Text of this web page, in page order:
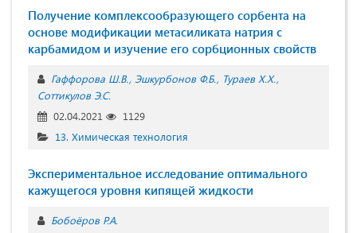
Получение комплексообразующего сорбента на
основе модификации метасиликата натрия с
карбамидом и изучение его сорбционных свойств
Гаффорова Ш.В. Эшкурбонов Ф.Б. Тураев Х.Х.
Соттикулов Э.С.
02.04.2021
1129
13. Химическая технология
Экспериментальное исследование оптимального
кажущегося уровня кипящей жидкости
Бобоёров Р.А.